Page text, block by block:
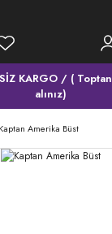
KARGO / (
alınız)
Kaptan Amerika Büst